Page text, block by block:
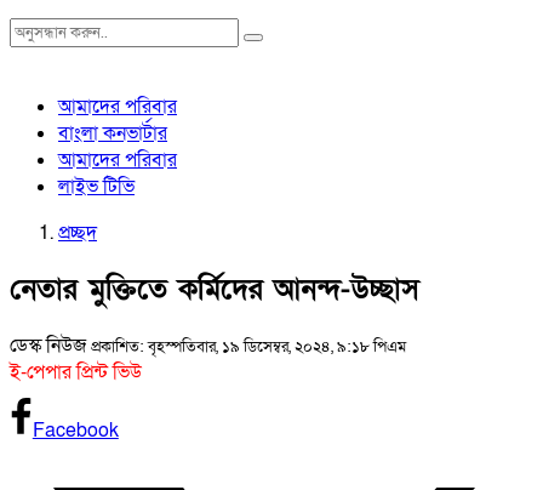
আমাদের পরিবার
বাংলা কনভার্টার
আমাদের পরিবার
লাইভ টিভি
প্রচ্ছদ
নেতার মুক্তিতে কর্মিদের আনন্দ-উচ্ছাস
ডেস্ক নিউজপ্রকাশিত: বৃহস্পতিবার, ১৯ ডিসেম্বর, ২০২৪, ৯:১৮ পিএম
ই-পেপার প্রিন্ট ভিউ
Facebook